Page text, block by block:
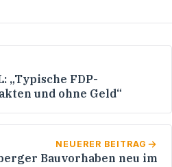
„Typische FDP-
und ohne Geld“
NEUERER BEITRAG
Bauvorhaben neu im